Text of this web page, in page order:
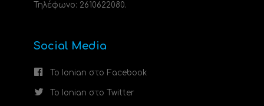
Τηλέφωνο: 2610622080.
Social Media
Το Ionian στο Facebook
Το Ionian στο Twitter